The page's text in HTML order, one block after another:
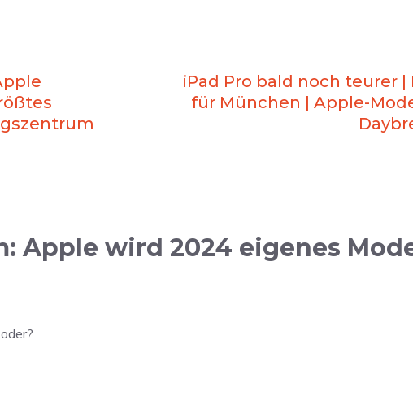
iPad Pro bald noch teurer |
für München | Apple-
Apple wird 2024 eigenes